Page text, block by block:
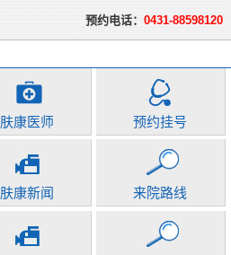
预约电话：0431-88598120
肤康医师 预约挂号
肤康新闻 来院路线